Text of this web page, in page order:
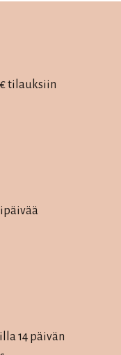
€ tilauksiin
14 päivän